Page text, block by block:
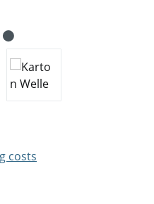
costs